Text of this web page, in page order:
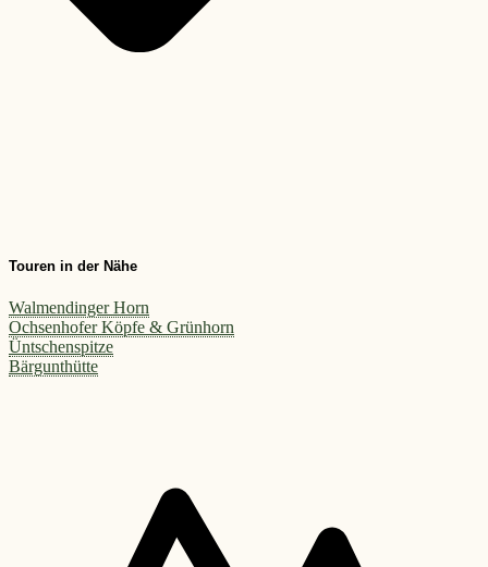
Touren in der Nähe
Walmendinger Horn
Ochsenhofer Köpfe & Grünhorn
Üntschenspitze
Bärgunthütte